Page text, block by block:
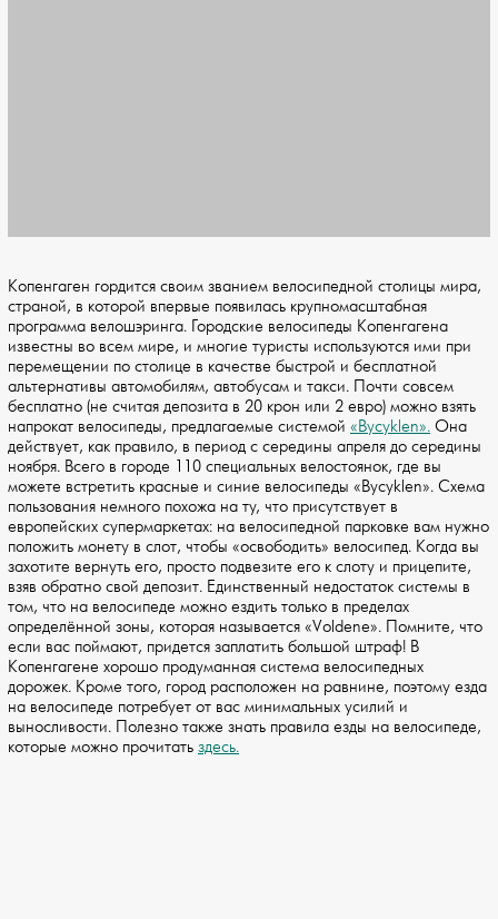
Копенгаген гордится своим званием велосипедной столицы мира,
страной, в которой впервые появилась крупномасштабная
программа велошэринга. Городские велосипеды Копенгагена
известны во всем мире, и многие туристы используются ими при
перемещении по столице в качестве быстрой и бесплатной
альтернативы автомобилям, автобусам и такси. Почти совсем
бесплатно (не считая депозита в 20 крон или 2 евро) можно взять
напрокат велосипеды, предлагаемые системой «Bycyklen». Она
действует, как правило, в период с середины апреля до середины
ноября. Всего в городе 110 специальных велостоянок, где вы
можете встретить красные и синие велосипеды «Bycyklen». Схема
пользования немного похожа на ту, что присутствует в
европейских супермаркетах: на велосипедной парковке вам нужно
положить монету в слот, чтобы «освободить» велосипед. Когда вы
захотите вернуть его, просто подвезите его к слоту и прицепите,
взяв обратно свой депозит. Единственный недостаток системы в
том, что на велосипеде можно ездить только в пределах
определённой зоны, которая называется «Voldene». Помните, что
если вас поймают, придется заплатить большой штраф! В
Копенгагене хорошо продуманная система велосипедных
дорожек. Кроме того, город расположен на равнине, поэтому езда
на велосипеде потребует от вас минимальных усилий и
выносливости. Полезно также знать правила езды на велосипеде,
которые можно прочитать здесь.